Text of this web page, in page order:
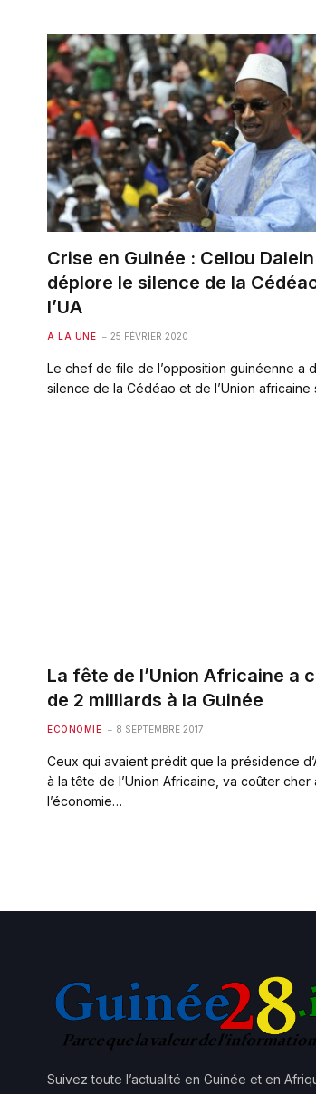
Crise en Guinée : Cellou
déplore le silence de la
l’UA
A LA UNE 25 FÉVRIER 2020
Le chef de file de l’opposition guinéenne a
silence de la Cédéao et de l’Union africaine
La fête de l’Union Africaine a
de 2 milliards à la Guinée
ECONOMIE 8 SEPTEMBRE 2017
Ceux qui avaient prédit que la présidence
à la tête de l’Union Africaine, va coûter cher
l’économie…
Suivez toute l’actualité en Guinée et en